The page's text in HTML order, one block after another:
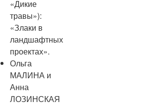
«Дикие
травы»):
«Злаки в
ландшафтных
проектах».
Ольга
МАЛИНА и
Анна
ЛОЗИНСКАЯ